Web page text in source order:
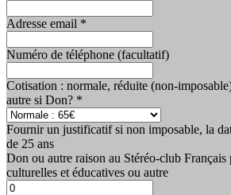
Adresse email *
Numéro de téléphone (facultatif)
Cotisation : normale, réduite (non-
autre si Don? *
Fournir un justificatif si non imposable, la
de 25 ans
Don ou autre raison au Stéréo-club Français
culturelles et éducatives ou autre